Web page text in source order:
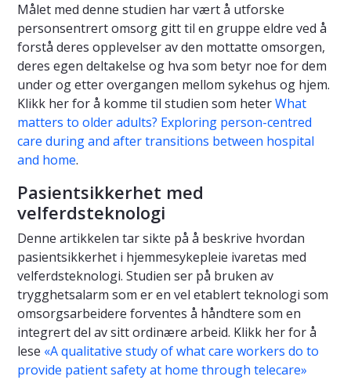
Målet med denne studien har vært å utforske
personsentrert omsorg gitt til en gruppe eldre ved å
forstå deres opplevelser av den mottatte omsorgen,
deres egen deltakelse og hva som betyr noe for dem
under og etter overgangen mellom sykehus og hjem.
Klikk her for å komme til studien som heterWhat
matters to older adults? Exploring person-centred
care during and after transitions between hospital
and home.
Pasientsikkerhet med
velferdsteknologi
Denne artikkelen tar sikte på å beskrive hvordan
pasientsikkerhet i hjemmesykepleie ivaretas med
velferdsteknologi. Studien ser på bruken av
trygghetsalarm som er en vel etablert teknologi som
omsorgsarbeidere forventes å håndtere som en
integrert del av sitt ordinære arbeid. Klikk her for å
lese «A qualitative study of what care workers do to
provide patient safety at home through telecare»